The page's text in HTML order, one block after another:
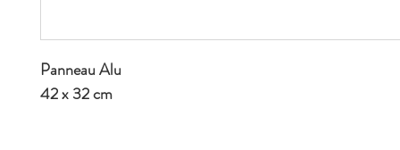
Panneau Alu
42 x 32 cm